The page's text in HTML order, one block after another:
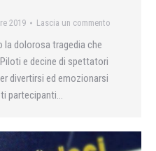
2019 Lascia un commento
la dolorosa tragedia che
e decine di spettatori
divertirsi ed emozionarsi
partecipanti…